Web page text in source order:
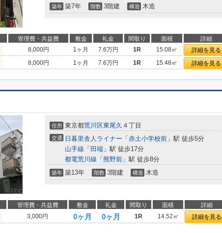
築年 築7年 階数 3階建 構造 木造
管理費・共益費 敷金 礼金 間取り 面積 詳細
8,000円 1ヶ月 7.6万円 1R 15.08㎡ 詳細を見る
8,000円 1ヶ月 7.6万円 1R 15.48㎡ 詳細を見る
住所 東京都荒川区東尾久 ４丁目
交通 日暮里舎人ライナー 「 赤土小学校前 」駅 徒歩5分
山手線 「 田端 」駅 徒歩17分
都電荒川線 「 熊野前 」駅 徒歩8分
築年 築13年 階数 3階建 構造 木造
管理費・共益費 敷金 礼金 間取り 面積 詳細
3,000円 0ヶ月 0ヶ月 1R 14.52㎡ 詳細を見る